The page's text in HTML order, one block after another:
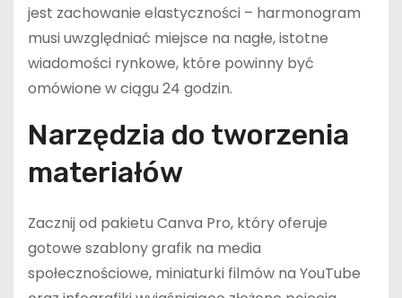
jest zachowanie elastyczności – harmonogram
musi uwzględniać miejsce na nagłe, istotne
wiadomości rynkowe, które powinny być
omówione w ciągu 24 godzin.
Narzędzia do tworzenia
materiałów
Zacznij od pakietu Canva Pro, który oferuje
gotowe szablony grafik na media
społecznościowe, miniaturki filmów na YouTube